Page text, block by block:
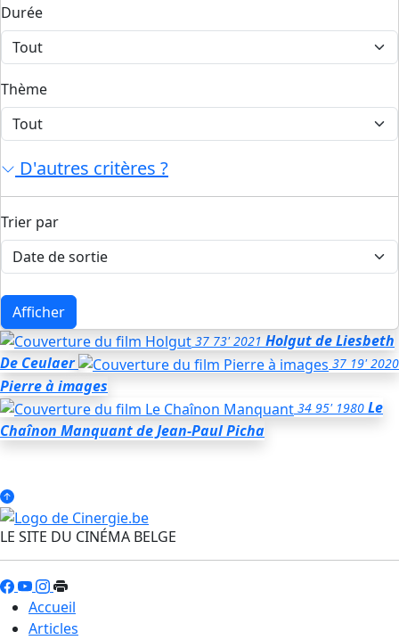
Durée
Thème
D'autres critères ?
Trier par
Afficher
37 73' 2021 Holgutde Liesbeth
De Ceulaer
37 19' 2020
Pierre à images
34 95' 1980 Le
Chaînon Manquantde Jean-Paul Picha
LE SITE DU CINÉMA BELGE
Accueil
Articles